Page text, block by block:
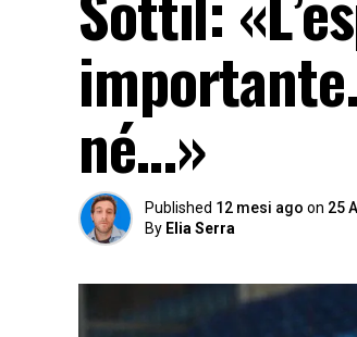
né…»
Published 12 mesi ago on 25
By Elia Serra